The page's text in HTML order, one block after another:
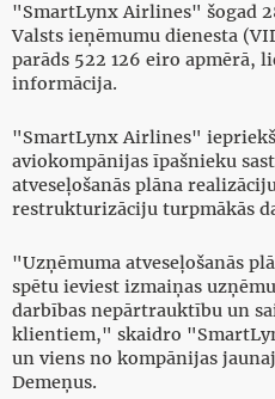
"SmartLynx Airlines" šogad
Valsts ieņēmumu dienesta
parāds 522 126 eiro apmērā,
informācija.
"SmartLynx Airlines"
aviokompānijas īpašnieku
atveseļošanās plāna
restrukturizāciju turpmākās
"Uzņēmuma atveseļošanās
spētu ieviest izmaiņas
darbības nepārtrauktību un
klientiem," skaidro
un viens no kompānijas
Demeņus.